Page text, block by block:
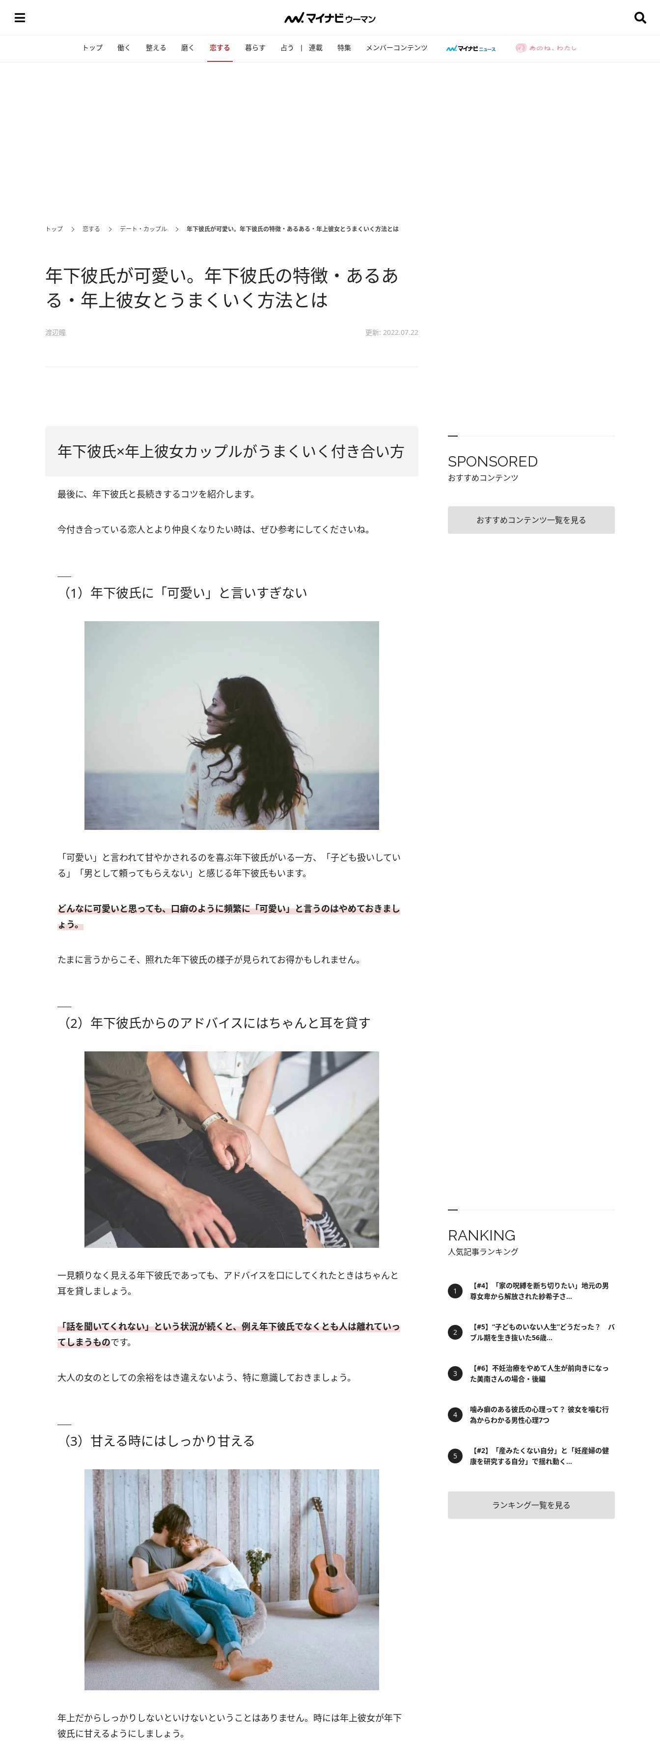
トップ 働く 整える 磨く 恋する 暮らす 占う 連載 特集 メンバーコンテンツ
トップ 恋する デート・カップル 年下彼氏が可愛い。年下彼氏の特徴・あるある・年上彼女とうまくいく方法とは
年下彼氏が可愛い。年下彼氏の特徴・あるあ
る・年上彼女とうまくいく方法とは
渡辺瞳 更新: 2022.07.22
年下彼氏×年上彼女カップルがうまくいく付き合い方
最後に、年下彼氏と長続きするコツを紹介します。
今付き合っている恋人とより仲良くなりたい時は、ぜひ参考にしてくださいね。
（1）年下彼氏に「可愛い」と言いすぎない
「可愛い」と言われて甘やかされるのを喜ぶ年下彼氏がいる一方、「子ども扱いしてい
る」「男として頼ってもらえない」と感じる年下彼氏もいます。
どんなに可愛いと思っても、口癖のように頻繁に「可愛い」と言うのはやめておきまし
ょう。
たまに言うからこそ、照れた年下彼氏の様子が見られてお得かもしれません。
（2）年下彼氏からのアドバイスにはちゃんと耳を貸す
一見頼りなく見える年下彼氏であっても、アドバイスを口にしてくれたときはちゃんと
耳を貸しましょう。
「話を聞いてくれない」という状況が続くと、例え年下彼氏でなくとも人は離れていっ
てしまうものです。
大人の女のとしての余裕をはき違えないよう、特に意識しておきましょう。
（3）甘える時にはしっかり甘える
年上だからしっかりしないといけないということはありません。時には年上彼女が年下
彼氏に甘えるようにしましょう。
SPONSORED
おすすめコンテンツ
おすすめコンテンツ一覧を見る
RANKING
人気記事ランキング
【#4】「家の呪縛を断ち切りたい」地元の男
尊女卑から解放された紗希子さ...
【#5】“子どものいない人生”どうだった？ バ
ブル期を生き抜いた56歳...
【#6】不妊治療をやめて人生が前向きになっ
た美南さんの場合・後編
噛み癖のある彼氏の心理って？ 彼女を噛む行
為からわかる男性心理7つ
【#2】「産みたくない自分」と「妊産婦の健
康を研究する自分」で揺れ動く...
ランキング一覧を見る